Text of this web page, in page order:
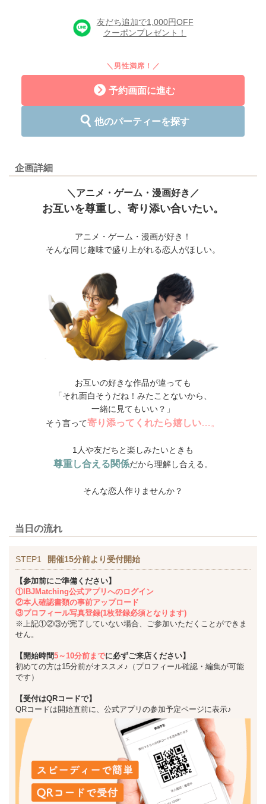
友だち追加で1,000円OFF
クーポンプレゼント！
＼男性満席！／
予約画面に進む
他のパーティーを探す
企画詳細
＼アニメ・ゲーム・漫画好き／
お互いを尊重し、寄り添い合いたい。
アニメ・ゲーム・漫画が好き！
そんな同じ趣味で盛り上がれる恋人がほしい。
お互いの好きな作品が違っても
「それ面白そうだね！みたことないから、
一緒に見てもいい？」
そう言って寄り添ってくれたら嬉しい…。
1人や友だちと楽しみたいときも
尊重し合える関係だから理解し合える。
そんな恋人作りませんか？
当日の流れ
STEP1 開催15分前より受付開始
【参加前にご準備ください】
①IBJMatching公式アプリへのログイン
②本人確認書類の事前アップロード
③プロフィール写真登録(1枚登録必須となります)
※上記①②③が完了していない場合、ご参加いただくことができま
せん。
【開始時間5～10分前までに必ずご来店ください】
初めての方は15分前がオススメ♪（プロフィール確認・編集が可能
です）
【受付はQRコードで】
QRコードは開始直前に、公式アプリの参加予定ページに表示♪